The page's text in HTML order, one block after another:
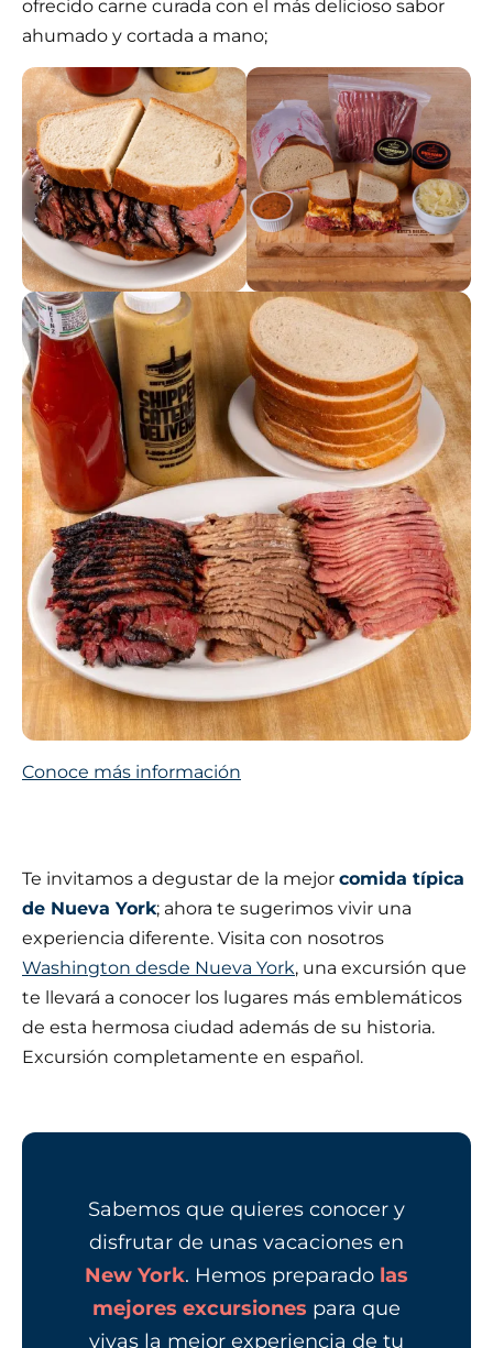
ofrecido carne curada con el más delicioso sabor
ahumado y cortada a mano;
Conoce más información
Te invitamos a degustar de la mejor comida típica
de Nueva York; ahora te sugerimos vivir una
experiencia diferente. Visita con nosotros
Washington desde Nueva York, una excursión que
te llevará a conocer los lugares más emblemáticos
de esta hermosa ciudad además de su historia.
Excursión completamente en español.
Sabemos que quieres conocer y
disfrutar de unas vacaciones en
New York. Hemos preparado las
mejores excursiones para que
vivas la mejor experiencia de tu